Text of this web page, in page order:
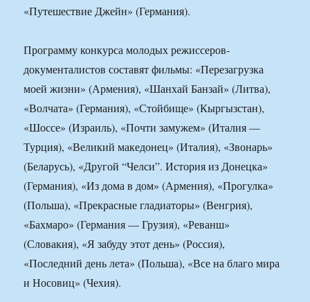
«Путешествие Джейн» (Германия).
Программу конкурса молодых режиссеров-
документалистов составят фильмы: «Перезагрузка
моей жизни» (Армения), «Шанхай Банзай» (Литва),
«Волчата» (Германия), «Стойбище» (Кыргызстан),
«Шоссе» (Израиль), «Почти замужем» (Италия —
Турция), «Великий македонец» (Италия), «Звонарь»
(Беларусь), «Другой “Челси”. История из Донецка»
(Германия), «Из дома в дом» (Армения), «Прогулка»
(Польша), «Прекрасные гладиаторы» (Венгрия),
«Бахмаро» (Германия — Грузия), «Реванш»
(Словакия), «Я забуду этот день» (Россия),
«Последний день лета» (Польша), «Все на благо мира
и Носовиц» (Чехия).